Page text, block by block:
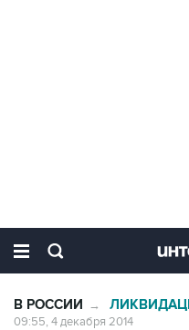
В РОССИИ →
09:55, 4 декабря 2014